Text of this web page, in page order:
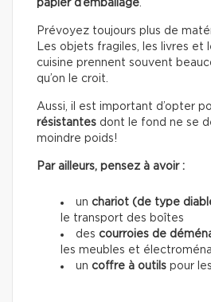
papier d’emballage.
Prévoyez toujours plus de
Les objets fragiles, les livres et
cuisine prennent souvent
qu’on le croit.
Aussi, il est important d’opter
résistantes dont le fond ne se
moindre poids!
Par ailleurs, pensez à avoir :
un chariot (de type
le transport des boîtes
des courroies de
les meubles et
un coffre à outils pour